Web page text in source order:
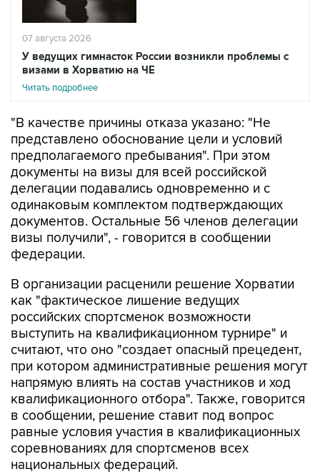
07 августа 2026
У ведущих гимнасток России возникли проблемы с
визами в Хорватию на ЧЕ
Читать подробнее
"В качестве причины отказа указано: "Не
представлено обоснование цели и условий
предполагаемого пребывания". При этом
документы на визы для всей российской
делегации подавались одновременно и с
одинаковым комплектом подтверждающих
документов. Остальные 56 членов делегации
визы получили", - говорится в сообщении
федерации.
В организации расценили решение Хорватии
как "фактическое лишение ведущих
российских спортсменок возможности
выступить на квалификационном турнире" и
считают, что оно "создает опасный прецедент,
при котором административные решения могут
напрямую влиять на состав участников и ход
квалификационного отбора". Также, говорится
в сообщении, решение ставит под вопрос
равные условия участия в квалификационных
соревнованиях для спортсменов всех
национальных федераций.